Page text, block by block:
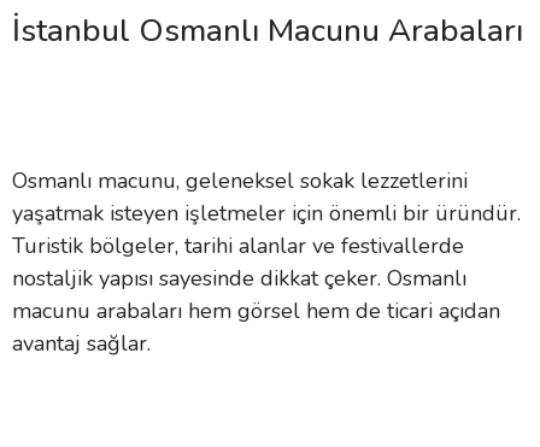
İstanbul Osmanlı Macunu Arabaları
Osmanlı macunu, geleneksel sokak lezzetlerini
yaşatmak isteyen işletmeler için önemli bir üründür.
Turistik bölgeler, tarihi alanlar ve festivallerde
nostaljik yapısı sayesinde dikkat çeker. Osmanlı
macunu arabaları hem görsel hem de ticari açıdan
avantaj sağlar.